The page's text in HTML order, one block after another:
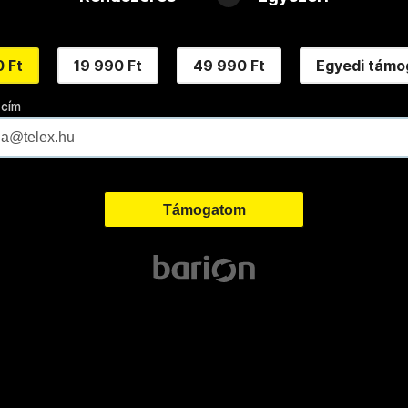
Ft 19 990 Ft 49 990 Ft Egyedi